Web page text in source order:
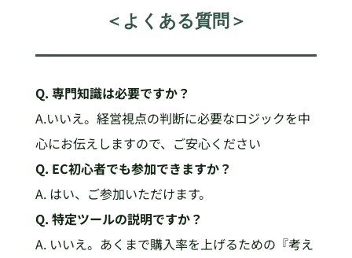
＜よくある質問＞
Q. 専門知識は必要ですか？
A.いいえ。経営視点の判断に必要なロジックを中
心にお伝えしますので、ご安心ください
Q. EC初心者でも参加できますか？
A. はい、ご参加いただけます。
Q. 特定ツールの説明ですか？
A. いいえ。あくまで購入率を上げるための『考え